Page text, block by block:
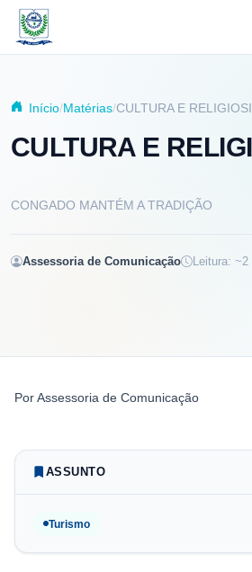
Pular para o conteúdo principal
Início Matérias CULTURA E
CULTURA E
CONGADO MANTÉM A TRADIÇÃO
Assessoria de Comunicação Leitura: ~2
PorAssessoria de Comunicação
ASSUNTO
Turismo